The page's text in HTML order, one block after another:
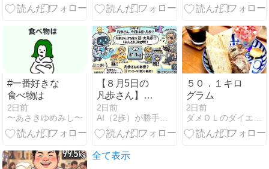
ーキまで駆け
#一番好きな
食べ物は
2日前
〜あさきゆめみし〜
【８月5日の
凡歩さん】朝
はクエン酸青
汁！お昼のザ
ルラーメンと
プサワー、バ
2日前
AI（2歩）が勝手に作るダイエットブログ（凡歩の）
５０．１キロ
グラム
2日前
ダメＯＬのダイエット日記
全て表示